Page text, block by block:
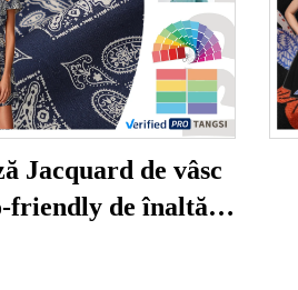
Jacquard de vâsc
friendly de înaltă